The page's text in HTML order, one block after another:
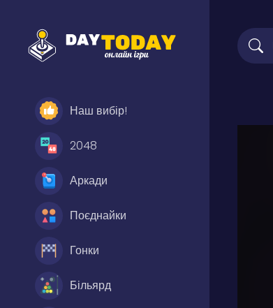
Наш вибір!
2048
Аркади
Поєднайки
Гонки
Більярд